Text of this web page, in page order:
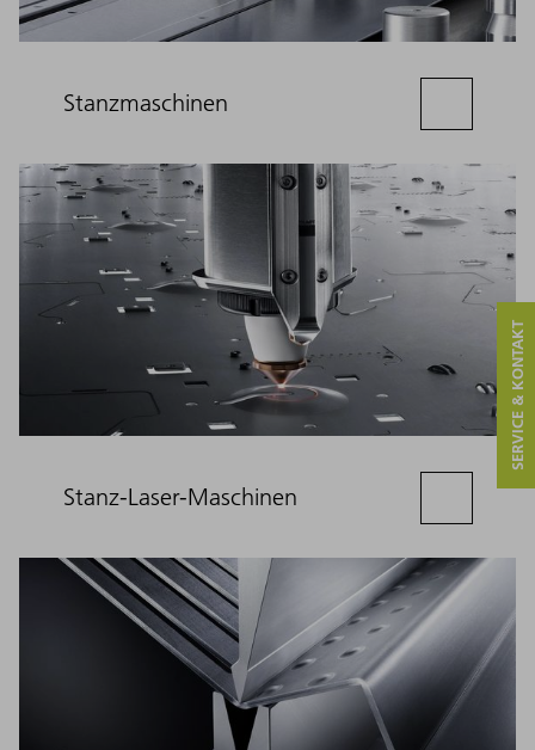
Stanzmaschinen
Stanz-Laser-Maschinen
SERVICE & KONTAKT